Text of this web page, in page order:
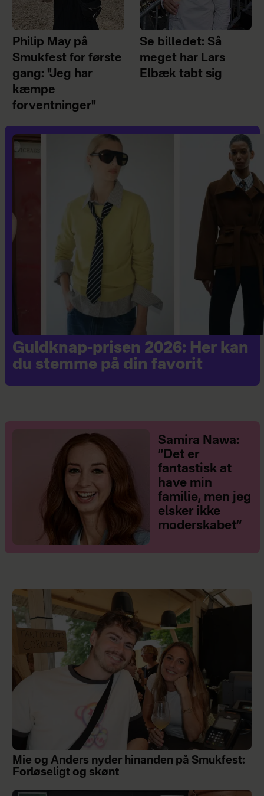
Philip May på
Smukfest for første
gang: "Jeg har
kæmpe
forventninger"
Se billedet: Så
meget har Lars
Elbæk tabt sig
Guldknap-prisen 2026: Her kan
du stemme på din favorit
Samira Nawa:
”Det er
fantastisk at
have min
familie, men jeg
elsker ikke
moderskabet”
Mie og Anders nyder hinanden på Smukfest:
Forløseligt og skønt